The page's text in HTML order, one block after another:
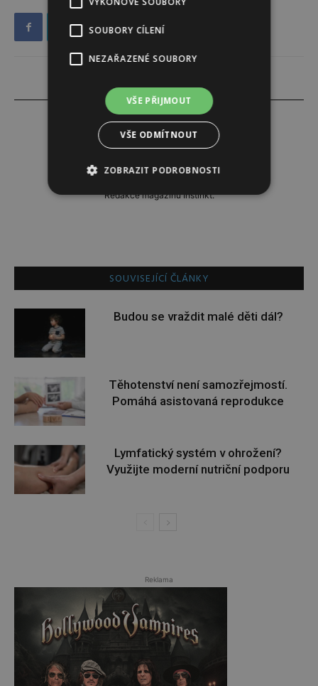
Redakce
Redakce magazínu Instinkt.
SOUVISEJÍCÍ ČLÁNKY
Budou se vraždit malé děti dál?
Těhotenství není samozřejmostí.
Pomáhá asistovaná reprodukce
Lymfatický systém v ohrožení?
Využijte moderní nutriční podporu
Reklama
SOUBORY CÍLENÍ
NEZAŘAZENÉ SOUBORY
VŠE PŘIJMOUT
VŠE ODMÍTNOUT
ZOBRAZIT PODROBNOSTI